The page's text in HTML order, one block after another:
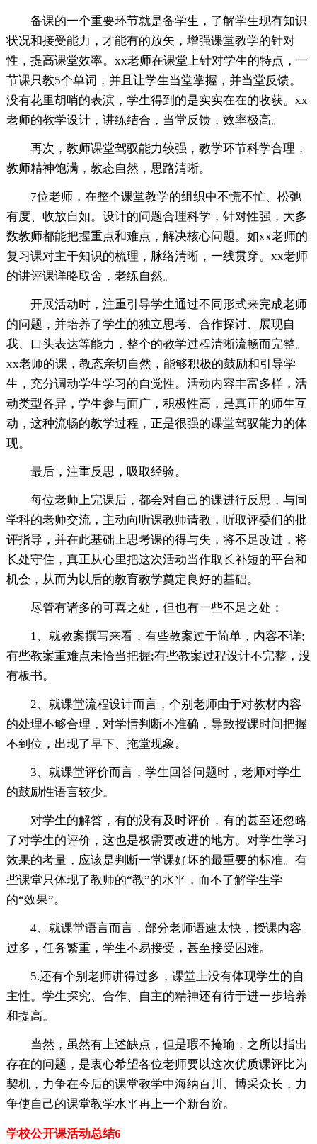
备课的一个重要环节就是备学生，了解学生现有知识
状况和接受能力，才能有的放矢，增强课堂教学的针对
性，提高课堂效率。xx老师在课堂上针对学生的特点，一
节课只教5个单词，并且让学生当堂掌握，并当堂反馈。
没有花里胡哨的表演，学生得到的是实实在在的收获。xx
老师的教学设计，讲练结合，当堂反馈，效率极高。
再次，教师课堂驾驭能力较强，教学环节科学合理，
教师精神饱满，教态自然，思路清晰。
7位老师，在整个课堂教学的组织中不慌不忙、松弛
有度、收放自如。设计的问题合理科学，针对性强，大多
数教师都能把握重点和难点，解决核心问题。如xx老师的
复习课对主干知识的梳理，脉络清晰，一线贯穿。xx老师
的讲评课详略取舍，老练自然。
开展活动时，注重引导学生通过不同形式来完成老师
的问题，并培养了学生的独立思考、合作探讨、展现自
我、口头表达等能力，整个的教学过程清晰流畅而完整。
xx老师的课，教态亲切自然，能够积极的鼓励和引导学
生，充分调动学生学习的自觉性。活动内容丰富多样，活
动类型各异，学生参与面广，积极性高，是真正的师生互
动，这种流畅的教学过程，正是很强的课堂驾驭能力的体
现。
最后，注重反思，吸取经验。
每位老师上完课后，都会对自己的课进行反思，与同
学科的老师交流，主动向听课教师请教，听取评委们的批
评指导，并在此基础上思考课的得与失，将不足改进，将
长处守住，真正从心里把这次活动当作取长补短的平台和
机会，从而为以后的教育教学奠定良好的基础。
尽管有诸多的可喜之处，但也有一些不足之处：
1、就教案撰写来看，有些教案过于简单，内容不详;
有些教案重难点未恰当把握;有些教案过程设计不完整，没
有板书。
2、就课堂流程设计而言，个别老师由于对教材内容
的处理不够合理，对学情判断不准确，导致授课时间把握
不到位，出现了早下、拖堂现象。
3、就课堂评价而言，学生回答问题时，老师对学生
的鼓励性语言较少。
对学生的解答，有的没有及时评价，有的甚至还忽略
了对学生的评价，这也是极需要改进的地方。对学生学习
效果的考量，应该是判断一堂课好坏的最重要的标准。有
些课堂只体现了教师的“教”的水平，而不了解学生学
的“效果”。
4、就课堂语言而言，部分老师语速太快，授课内容
过多，任务繁重，学生不易接受，甚至接受困难。
5.还有个别老师讲得过多，课堂上没有体现学生的自
主性。学生探究、合作、自主的精神还有待于进一步培养
和提高。
当然，虽然有上述缺点，但是瑕不掩瑜，之所以指出
存在的问题，是衷心希望各位老师要以这次优质课评比为
契机，力争在今后的课堂教学中海纳百川、博采众长，力
争使自己的课堂教学水平再上一个新台阶。
学校公开课活动总结6